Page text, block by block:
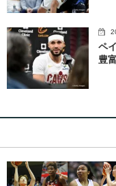
ペ
豊